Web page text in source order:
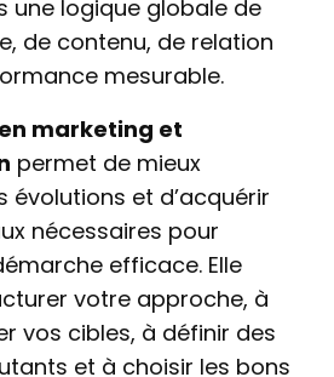
une logique globale de
de contenu, de relation
mesurable.
marketing et
permet de mieux
évolutions et d’acquérir
nécessaires pour
efficace. Elle
votre approche, à
vos cibles, à définir des
et à choisir les bons